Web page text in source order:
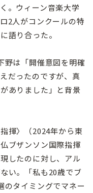
。ウィーン音楽大学
2人がコンクールの特
語り合った。
は「開催意図を明確
だったのですが、真
ありました」と背景
揮〉（2024年から東
ブザンソン国際指揮
したのに対し、アル
い。「私も20歳でブ
のタイミングでマネー